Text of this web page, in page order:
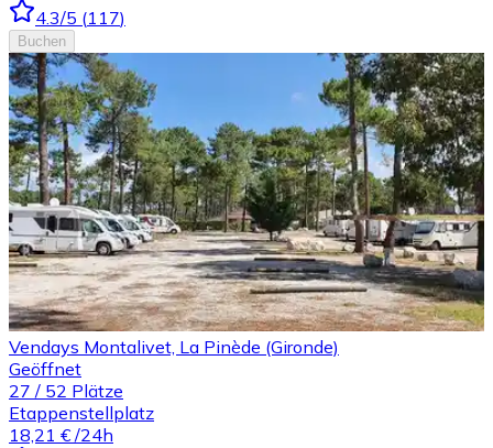
4.3/5 (117)
Buchen
Vendays Montalivet, La Pinède (Gironde)
Geöffnet
27 / 52 Plätze
Etappenstellplatz
18,21 € /24h